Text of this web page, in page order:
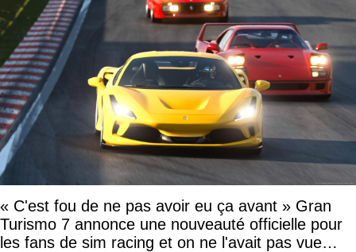
« C'est fou de ne pas avoir eu ça avant » Gran
Turismo 7 annonce une nouveauté officielle pour
les fans de sim racing et on ne l'avait pas vue